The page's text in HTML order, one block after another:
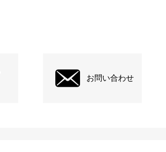
お問い合わせ